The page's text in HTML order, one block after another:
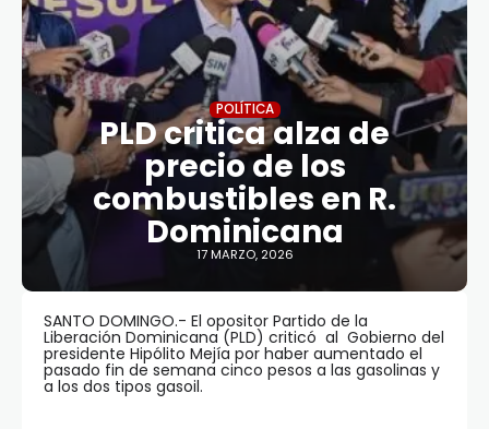
POLÍTICA
PLD critica alza de
precio de los
combustibles en R.
Dominicana
17 MARZO, 2026
SANTO DOMINGO.- El opositor Partido de la
Liberación Dominicana (PLD) criticó al Gobierno del
presidente Hipólito Mejía por haber aumentado el
pasado fin de semana cinco pesos a las gasolinas y
a los dos tipos gasoil.